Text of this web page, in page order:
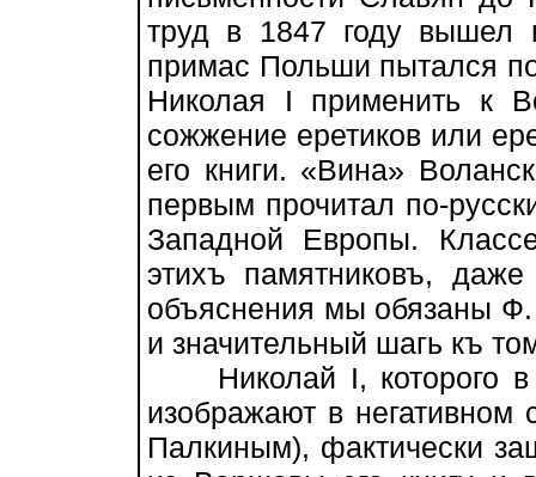
труд в 1847 году вышел
примас Польши пытался
Николая I применить к
сожжение еретиков или
его книги. «Вина»
первым прочитал по-
Западной Европы.
этихъ памятниковъ,
объяснения мы обязаны
и значительный шагь къ
Николай I, которого в
изображают в негативном
Палкиным), фактически